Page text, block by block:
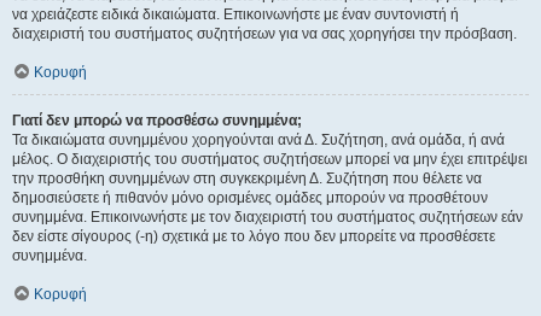
να χρειάζεστε ειδικά δικαιώματα. Επικοινωνήστε με έναν συντονιστή ή
διαχειριστή του συστήματος συζητήσεων για να σας χορηγήσει την πρόσβαση.
Κορυφή
Γιατί δεν μπορώ να προσθέσω συνημμένα;
Τα δικαιώματα συνημμένου χορηγούνται ανά Δ. Συζήτηση, ανά ομάδα, ή ανά
μέλος. Ο διαχειριστής του συστήματος συζητήσεων μπορεί να μην έχει επιτρέψει
την προσθήκη συνημμένων στη συγκεκριμένη Δ. Συζήτηση που θέλετε να
δημοσιεύσετε ή πιθανόν μόνο ορισμένες ομάδες μπορούν να προσθέτουν
συνημμένα. Επικοινωνήστε με τον διαχειριστή του συστήματος συζητήσεων εάν
δεν είστε σίγουρος (-η) σχετικά με το λόγο που δεν μπορείτε να προσθέσετε
συνημμένα.
Κορυφή